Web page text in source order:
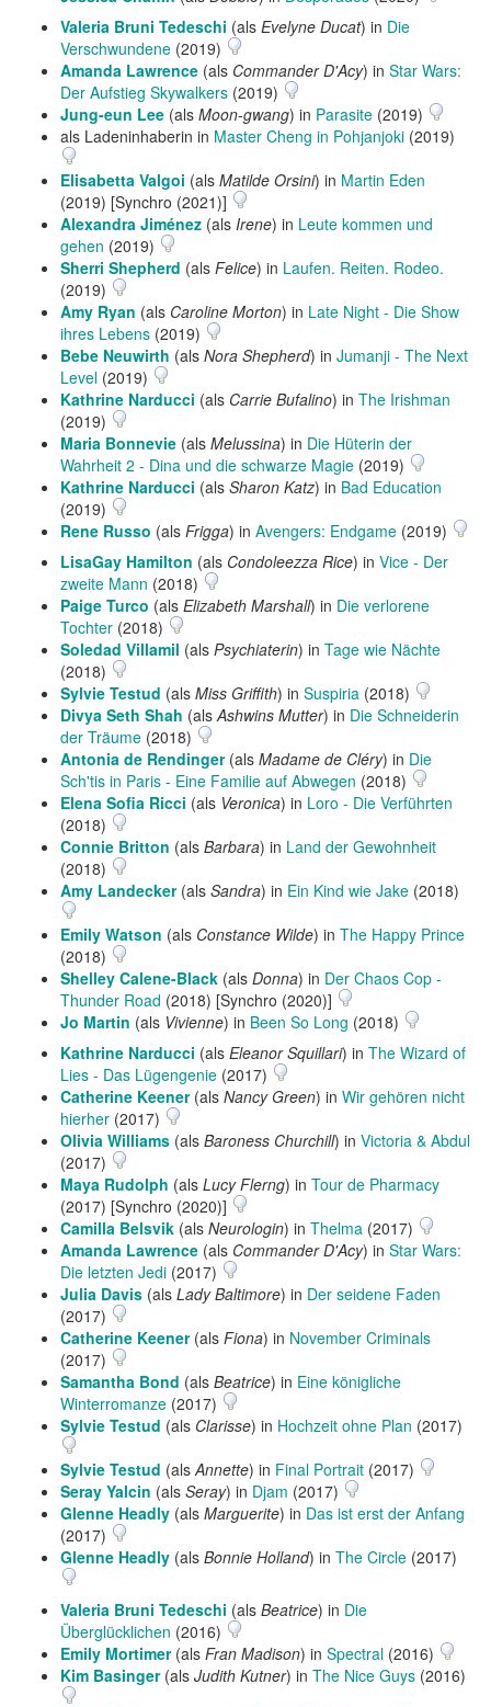
Valeria Bruni Tedeschi (als Evelyne Ducat) in Die
Verschwundene (2019)
Amanda Lawrence (als Commander D'Acy) in Star Wars:
Der Aufstieg Skywalkers (2019)
Jung-eun Lee (als Moon-gwang) in Parasite (2019)
als Ladeninhaberin in Master Cheng in Pohjanjoki (2019)
Elisabetta Valgoi (als Matilde Orsini) in Martin Eden
(2019) [Synchro (2021)]
Alexandra Jiménez (als Irene) in Leute kommen und
gehen (2019)
Sherri Shepherd (als Felice) in Laufen. Reiten. Rodeo.
(2019)
Amy Ryan (als Caroline Morton) in Late Night - Die Show
ihres Lebens (2019)
Bebe Neuwirth (als Nora Shepherd) in Jumanji - The Next
Level (2019)
Kathrine Narducci (als Carrie Bufalino) in The Irishman
(2019)
Maria Bonnevie (als Melussina) in Die Hüterin der
Wahrheit 2 - Dina und die schwarze Magie (2019)
Kathrine Narducci (als Sharon Katz) in Bad Education
(2019)
Rene Russo (als Frigga) in Avengers: Endgame (2019)
LisaGay Hamilton (als Condoleezza Rice) in Vice - Der
zweite Mann (2018)
Paige Turco (als Elizabeth Marshall) in Die verlorene
Tochter (2018)
Soledad Villamil (als Psychiaterin) in Tage wie Nächte
(2018)
Sylvie Testud (als Miss Griffith) in Suspiria (2018)
Divya Seth Shah (alsAshwins Mutter) in Die Schneiderin
der Träume (2018)
Antonia de Rendinger(als Madame de Cléry) in Die
Sch'tis in Paris - Eine Familie auf Abwegen (2018)
Elena Sofia Ricci (als Veronica) in Loro - Die Verführten
(2018)
Connie Britton (als Barbara) in Land der Gewohnheit
(2018)
Amy Landecker(als Sandra) in Ein Kind wie Jake (2018)
Emily Watson (als Constance Wilde) in The Happy Prince
(2018)
Shelley Calene-Black (als Donna) in Der Chaos Cop -
Thunder Road (2018) [Synchro (2020)]
Jo Martin (als Vivienne) in Been So Long (2018)
Kathrine Narducci (als Eleanor Squillari) in The Wizard of
Lies - Das Lügengenie (2017)
Catherine Keener(als Nancy Green) in Wir gehören nicht
hierher (2017)
Olivia Williams (als Baroness Churchill) in Victoria & Abdul
(2017)
Maya Rudolph (als Lucy Flerng) in Tour de Pharmacy
(2017) [Synchro (2020)]
Camilla Belsvik (als Neurologin) in Thelma (2017)
Amanda Lawrence (als Commander D'Acy) in Star Wars:
Die letzten Jedi (2017)
Julia Davis (als Lady Baltimore) in Der seidene Faden
(2017)
Catherine Keener(als Fiona) in November Criminals
(2017)
Samantha Bond (als Beatrice) in Eine königliche
Winterromanze (2017)
Sylvie Testud (als Clarisse) in Hochzeit ohne Plan (2017)
Sylvie Testud (alsAnnette) in Final Portrait (2017)
Seray Yalcin (als Seray) in Djam (2017)
Glenne Headly (als Marguerite) in Das ist erst der Anfang
(2017)
Glenne Headly (als Bonnie Holland) in The Circle (2017)
Valeria Bruni Tedeschi (als Beatrice) in Die
Überglücklichen (2016)
Emily Mortimer(als Fran Madison) in Spectral (2016)
Kim Basinger(als Judith Kutner) in The Nice Guys (2016)